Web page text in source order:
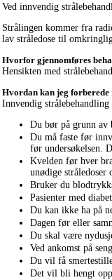
Ved innvendig
Strålingen kommer fra
lav stråledose til
Hvorfor gjennomføres
Hensikten med
Hvordan kan jeg forberede
Innvendig strålebehandling
Du bør på grunn av
Du må faste før
før undersøkelsen.
Kvelden før hver
unødige stråledoser
Bruker du
Pasienter med
Du kan ikke ha på
Dagen før eller
Du skal være
Ved ankomst på
Du vil få
Det vil bli hengt opp